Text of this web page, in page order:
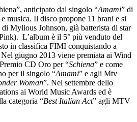
anticipato dal singolo “Amami” di
musica. Il disco propone 11 brani e si
Mylious Johnson, già batterista di star
L’album è il 5° più venduto del
in classifica FIMI conquistando a
giugno 2013 viene premiata ai Wind
CD Oro per “Schiena” e come
per il singolo “Amami” e agli Mtv
Woman”. Nel settembre dello
ai World Music Awards ed è
categoria “Best Italian Act” agli MTV